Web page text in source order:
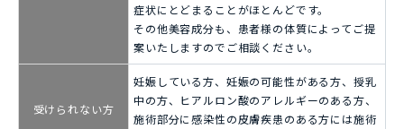
症状にとどまることがほとんどです。
その他美容成分も、患者様の体質によってご提
案いたしますのでご相談ください。
受けられない方
妊娠している方、妊娠の可能性がある方、授乳
中の方、ヒアルロン酸のアレルギーのある方、
施術部分に感染性の皮膚疾患のある方には施術